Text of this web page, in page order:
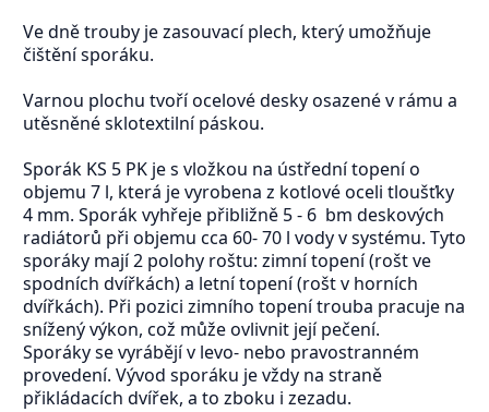
Ve dně trouby je zasouvací plech, který umožňuje
čištění sporáku.
Varnou plochu tvoří ocelové desky osazené v rámu a
utěsněné sklotextilní páskou.
Sporák KS 5 PK je s vložkou na ústřední topení o
objemu 7 l, která je vyrobena z kotlové oceli tloušťky
4 mm. Sporák vyhřeje přibližně 5 - 6 bm deskových
radiátorů při objemu cca 60- 70 l vody v systému. Tyto
sporáky mají 2 polohy roštu: zimní topení (rošt ve
spodních dvířkách) a letní topení (rošt v horních
dvířkách). Při pozici zimního topení trouba pracuje na
snížený výkon, což může ovlivnit její pečení.
Sporáky se vyrábějí v levo- nebo pravostranném
provedení. Vývod sporáku je vždy na straně
přikládacích dvířek, a to zboku i zezadu.